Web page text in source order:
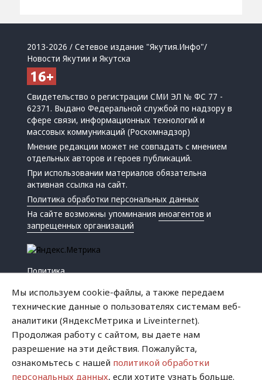
2013-2026 / Сетевое издание "Якутия.Инфо"/
Новости Якутии и Якутска
Свидетельство о регистрации СМИ ЭЛ № ФС 77 -
62371. Выдано Федеральной службой по надзору в
сфере связи, информационных технологий и
массовых коммуникаций (Роскомнадзор)
Мнение редакции может не совпадать с мнением
отдельных авторов и героев публикаций.
При использовании материалов обязательна
активная ссылка на сайт.
Политика обработки персональных данных
На сайте возможны упоминанияиноагентов и
запрещенных организаций
Политика
Криминал
Успех
Мы используем cookie-файлы, а также передаем
технические данные о пользователях системам веб-
аналитики (ЯндексМетрика и Liveinternet).
Продолжая работу с сайтом, вы даете нам
разрешение на эти действия. Пожалуйста,
ознакомьтесь с нашей политикой обработки
персональных данных, если хотите узнать больше.